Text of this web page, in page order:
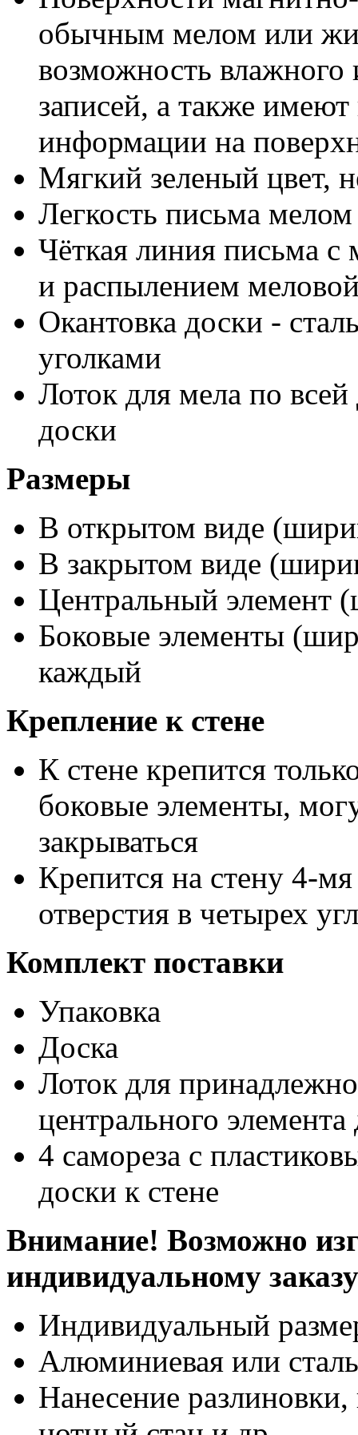
обычным мелом или
возможность влажного
записей, а также
информации на
Мягкий зеленый цвет,
Легкость письма
Чёткая линия письма
и распылением
Окантовка доски -
уголками
Лоток для мела по
доски
Размеры
В открытом виде
В закрытом виде
Центральный элемент
Боковые элементы
каждый
Крепление к стене
К стене крепится
боковые элементы,
закрываться
Крепится на стену 4-
отверстия в четырех
Комплект поставки
Упаковка
Доска
Лоток для
центрального элемента
4 самореза с
доски к стене
Внимание! Возможно
индивидуальному заказу
Индивидуальный
Алюминиевая или
Нанесение